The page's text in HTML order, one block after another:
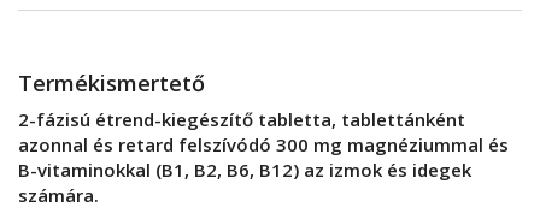
Termékismertető
2-fázisú étrend-kiegészítő tabletta, tablettánként
azonnal és retard felszívódó 300 mg magnéziummal és
B-vitaminokkal (B1, B2, B6, B12) az izmok és idegek
számára.